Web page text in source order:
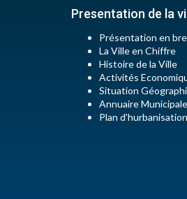
Presentation de la
Présentation en
La Ville en Chiffre
Histoire de la Ville
Activités
Situation
Annuaire Municipale
Plan